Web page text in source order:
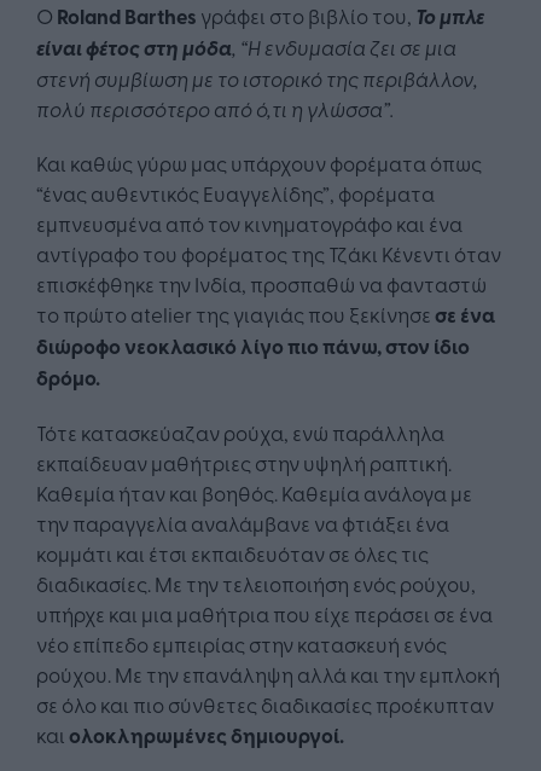
Ο Roland Barthes γράφει στο βιβλίο του, Το μπλε
είναι φέτος στη μόδα, “Η ενδυμασία ζει σε μια
στενή συμβίωση με το ιστορικό της περιβάλλον,
πολύ περισσότερο από ό,τι η γλώσσα”.
Και καθώς γύρω μας υπάρχουν φορέματα όπως
“ένας αυθεντικός Ευαγγελίδης”, φορέματα
εμπνευσμένα από τον κινηματογράφο και ένα
αντίγραφο του φορέματος της Τζάκι Κένεντι όταν
επισκέφθηκε την Ινδία, προσπαθώ να φανταστώ
το πρώτο atelier της γιαγιάς που ξεκίνησεσε ένα
διώροφο νεοκλασικό λίγο πιο πάνω, στον ίδιο
δρόμο.
Τότε κατασκεύαζαν ρούχα, ενώ παράλληλα
εκπαίδευαν μαθήτριες στην υψηλή ραπτική.
Καθεμία ήταν και βοηθός. Καθεμία ανάλογα με
την παραγγελία αναλάμβανε να φτιάξει ένα
κομμάτι και έτσι εκπαιδευόταν σε όλες τις
διαδικασίες. Με την τελειοποιήση ενός ρούχου,
υπήρχε και μια μαθήτρια που είχε περάσει σε ένα
νέο επίπεδο εμπειρίας στην κατασκευή ενός
ρούχου. Με την επανάληψη αλλά και την εμπλοκή
σε όλο και πιο σύνθετες διαδικασίες προέκυπταν
και ολοκληρωμένες δημιουργοί.